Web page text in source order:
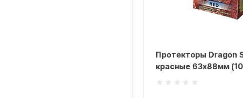
Протекторы Dragon
красные 63x88мм